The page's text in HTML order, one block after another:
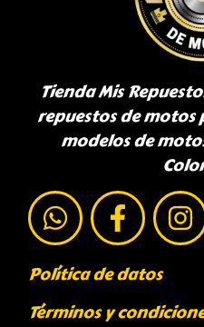
Tienda Mis
repuestos de
modelos de
Política de datos
Términos y